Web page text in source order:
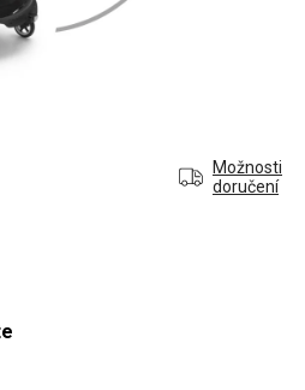
Možnosti
doručení